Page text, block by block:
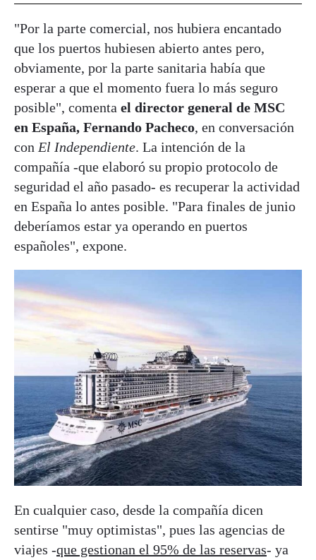
"Por la parte comercial, nos hubiera encantado
que los puertos hubiesen abierto antes pero,
obviamente, por la parte sanitaria había que
esperar a que el momento fuera lo más seguro
posible", comenta el director general de MSC
en España, Fernando Pacheco, en conversación
con El Independiente. La intención de la
compañía -que elaboró su propio protocolo de
seguridad el año pasado- es recuperar la actividad
en España lo antes posible. "Para finales de junio
deberíamos estar ya operando en puertos
españoles", expone.
En cualquier caso, desde la compañía dicen
sentirse "muy optimistas", pues las agencias de
viajes -que gestionan el 95% de las reservas- ya